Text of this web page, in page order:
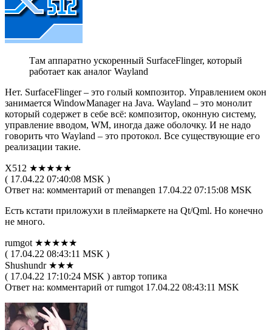
Там аппаратно ускоренный SurfaceFlinger, который
работает как аналог Wayland
Нет. SurfaceFlinger – это голый композитор. Управлением окон
занимается WindowManager на Java. Wayland – это монолит
который содержет в себе всё: композитор, оконную систему,
управление вводом, WM, иногда даже оболочку. И не надо
говорить что Wayland – это протокол. Все существующие его
реализации такие.
X512 ★★★★★
( 17.04.22 07:40:08 MSK )
Ответ на: комментарий от menangen 17.04.22 07:15:08 MSK
Есть кстати приложухи в плеймаркете на Qt/Qml. Но конечно
не много.
rumgot ★★★★★
( 17.04.22 08:43:11 MSK )
Shushundr ★★★
( 17.04.22 17:10:24 MSK ) автор топика
Ответ на: комментарий от rumgot 17.04.22 08:43:11 MSK